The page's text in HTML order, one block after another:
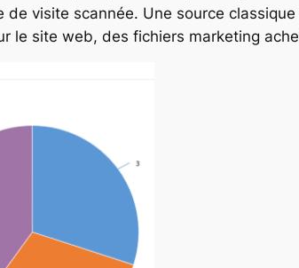
de visite scannée. Une source
le site web, des fichiers marketing